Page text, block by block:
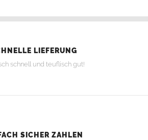
LIEFERUNG
schnell und teuflisch gut!
SICHER ZAHLEN